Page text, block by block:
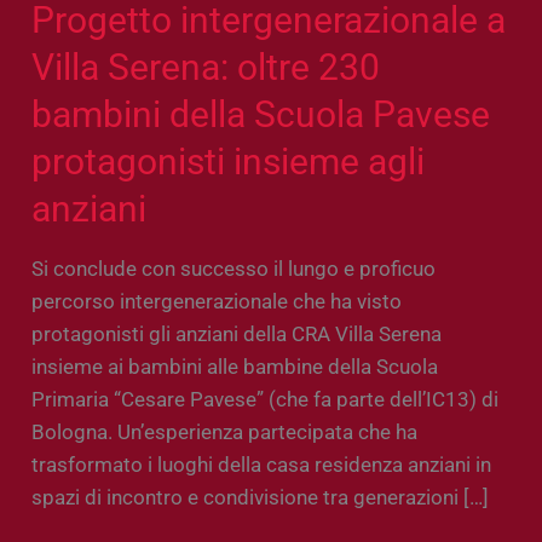
Progetto intergenerazionale a
Villa Serena: oltre 230
bambini della Scuola Pavese
protagonisti insieme agli
anziani
Si conclude con successo il lungo e proficuo
percorso intergenerazionale che ha visto
protagonisti gli anziani della CRA Villa Serena
insieme ai bambini alle bambine della Scuola
Primaria “Cesare Pavese” (che fa parte dell’IC13) di
Bologna. Un’esperienza partecipata che ha
trasformato i luoghi della casa residenza anziani in
spazi di incontro e condivisione tra generazioni […]
agli
anziani